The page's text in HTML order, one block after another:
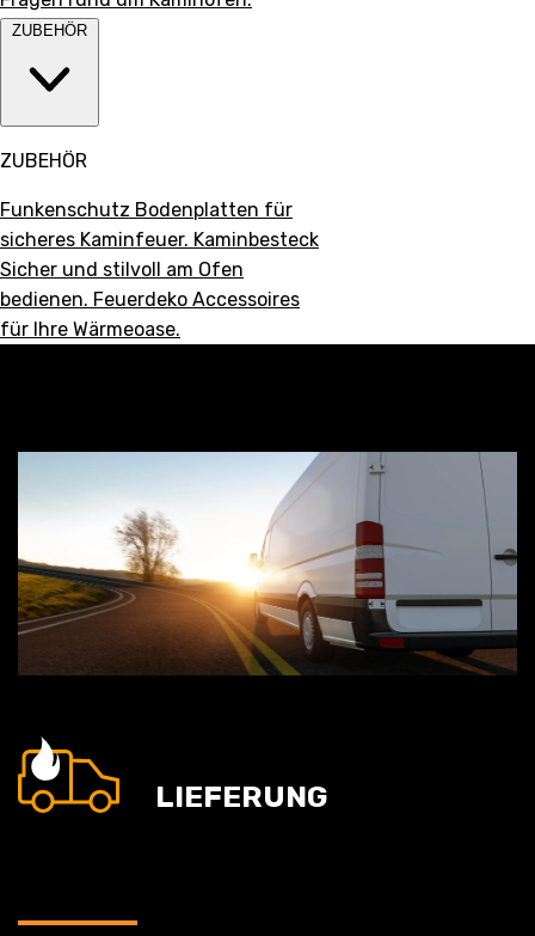
ZUBEHÖR
ZUBEHÖR
Funkenschutz Bodenplatten für
sicheres Kaminfeuer. Kaminbesteck
Sicher und stilvoll am Ofen
bedienen. Feuerdeko Accessoires
für Ihre Wärmeoase.
LIEFERUNG